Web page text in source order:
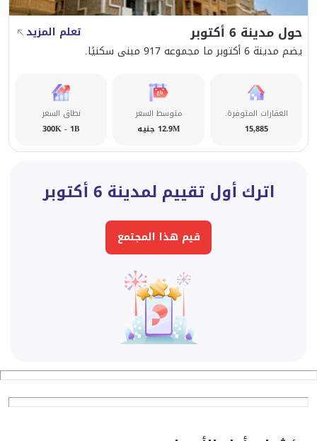
حول مدينة 6 أكتوبر
تعلم المزيد
يضم مدينة 6 أكتوبر ما مجموعه 917 مبنى سكنيًا.
العقارات المتوفرة.
15,885
متوسط السعر
12.9M جنيه
نطاق السعر
300K - 1B
اترك أول تقييم لمدينة 6 أكتوبر
قيم هذا المجتمع